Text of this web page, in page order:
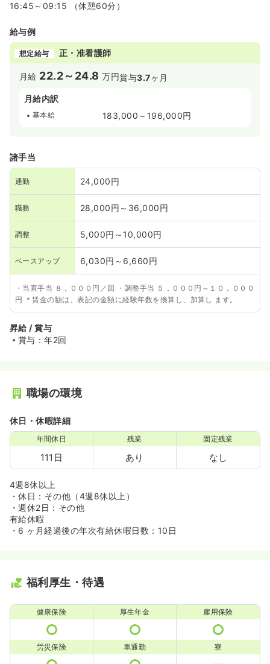
16:45～09:15 （休憩60分）
給与例
想定給与 正・准看護師
月給 22.2～24.8 万円賞与3.7ヶ月
月給内訳
基本給 183,000～196,000円
諸手当
通勤 24,000円
職務 28,000円～36,000円
調整 5,000円～10,000円
ベースアップ 6,030円～6,660円
・当直手当 ８，０００円／回 ・調整手当 ５，０００円～１０，０００
円 ＊賃金の額は、表記の金額に経験年数を換算し、加算し ます。
昇給 / 賞与
賞与：年2回
職場の環境
休日・休暇詳細
年間休日
111日
残業
あり
固定残業
なし
4週8休以上
・休日：その他（4週8休以上）
・週休2日：その他
有給休暇
・6 ヶ月経過後の年次有給休暇日数：10日
福利厚生・待遇
健康保険 厚生年金 雇用保険
労災保険 車通勤 寮